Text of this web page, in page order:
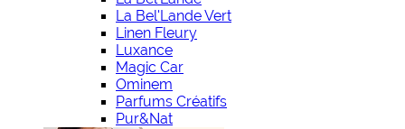
La Bel'Lande Vert
Linen Fleury
Luxance
Magic Car
Ominem
Parfums Créatifs
Pur&Nat